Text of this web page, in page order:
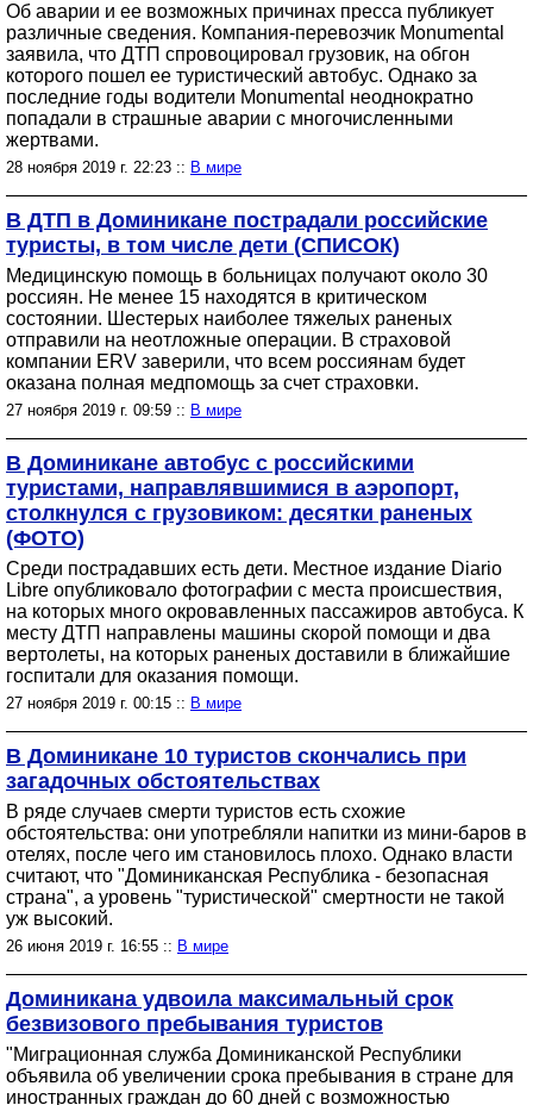
Об аварии и ее возможных причинах пресса публикует
различные сведения. Компания-перевозчик Monumental
заявила, что ДТП спровоцировал грузовик, на обгон
которого пошел ее туристический автобус. Однако за
последние годы водители Monumental неоднократно
попадали в страшные аварии с многочисленными
жертвами.
28 ноября 2019 г. 22:23 :: В мире
В ДТП в Доминикане пострадали российские
туристы, в том числе дети (СПИСОК)
Медицинскую помощь в больницах получают около 30
россиян. Не менее 15 находятся в критическом
состоянии. Шестерых наиболее тяжелых раненых
отправили на неотложные операции. В страховой
компании ERV заверили, что всем россиянам будет
оказана полная медпомощь за счет страховки.
27 ноября 2019 г. 09:59 :: В мире
В Доминикане автобус с российскими
туристами, направлявшимися в аэропорт,
столкнулся с грузовиком: десятки раненых
(ФОТО)
Среди пострадавших есть дети. Местное издание Diario
Libre опубликовало фотографии с места происшествия,
на которых много окровавленных пассажиров автобуса. К
месту ДТП направлены машины скорой помощи и два
вертолеты, на которых раненых доставили в ближайшие
госпитали для оказания помощи.
27 ноября 2019 г. 00:15 :: В мире
В Доминикане 10 туристов скончались при
загадочных обстоятельствах
В ряде случаев смерти туристов есть схожие
обстоятельства: они употребляли напитки из мини-баров в
отелях, после чего им становилось плохо. Однако власти
считают, что "Доминиканская Республика - безопасная
страна", а уровень "туристической" смертности не такой
уж высокий.
26 июня 2019 г. 16:55 :: В мире
Доминикана удвоила максимальный срок
безвизового пребывания туристов
"Миграционная служба Доминиканской Республики
объявила об увеличении срока пребывания в стране для
иностранных граждан до 60 дней с возможностью